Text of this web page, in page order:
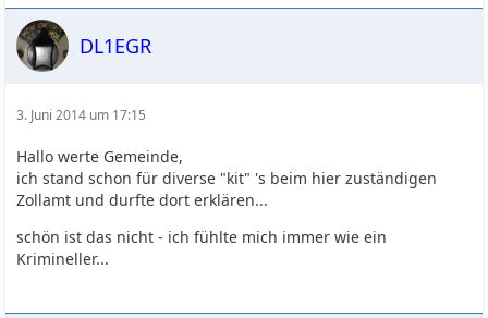
DL1EGR
3. Juni 2014 um 17:15
Hallo werte Gemeinde,
ich stand schon für diverse "kit" 's beim hier zuständigen
Zollamt und durfte dort erklären...
schön ist das nicht - ich fühlte mich immer wie ein
Krimineller...